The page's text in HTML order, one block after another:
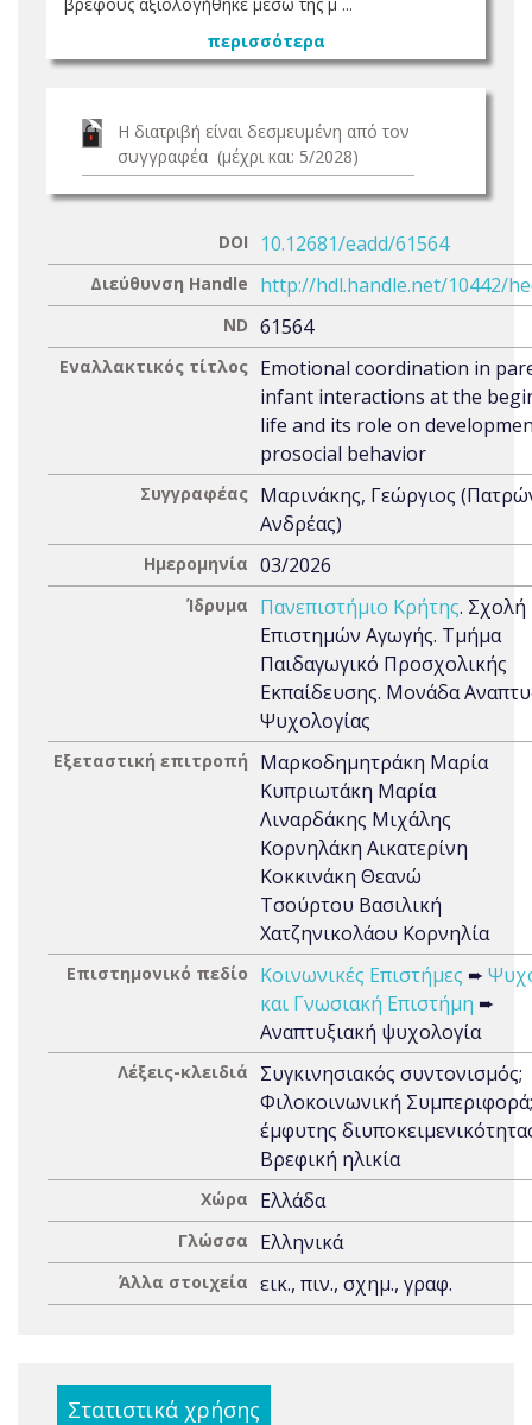
περισσότερα
Η διατριβή είναι δεσμευμένη από τον
συγγραφέα (μέχρι και: 5/2028)
DOI 10.12681/eadd/61564
Διεύθυνση Handle http://hdl.handle.net/10442/
ND 61564
Εναλλακτικός τίτλος Emotional coordination in
infant interactions at the
life and its role on
prosocial behavior
Συγγραφέας Μαρινάκης, Γεώργιος
Ανδρέας)
Ημερομηνία 03/2026
Ίδρυμα Πανεπιστήμιο Κρήτης. Σχολή
Επιστημών Αγωγής. Τμήμα
Παιδαγωγικό Προσχολικής
Εκπαίδευσης. Μονάδα
Ψυχολογίας
Εξεταστική επιτροπή
Μαρκοδημητράκη Μαρία
Κυπριωτάκη Μαρία
Λιναρδάκης Μιχάλης
Κορνηλάκη Αικατερίνη
Κοκκινάκη Θεανώ
Τσούρτου Βασιλική
Χατζηνικολάου Κορνηλία
Επιστημονικό πεδίο Κοινωνικές Επιστήμες ➨
και Γνωσιακή Επιστήμη ➨
Αναπτυξιακή ψυχολογία
Λέξεις-κλειδιά
Συγκινησιακός συντονισμός;
Φιλοκοινωνική
έμφυτης
Βρεφική ηλικία
Χώρα Ελλάδα
Γλώσσα Ελληνικά
Άλλα στοιχεία εικ., πιν., σχημ., γραφ.
Στατιστικά χρήσης